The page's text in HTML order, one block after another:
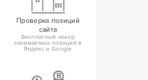
Проверка позиций
сайта
Бесплатный чекер
занимаемых позиций в
Яндекс и Google